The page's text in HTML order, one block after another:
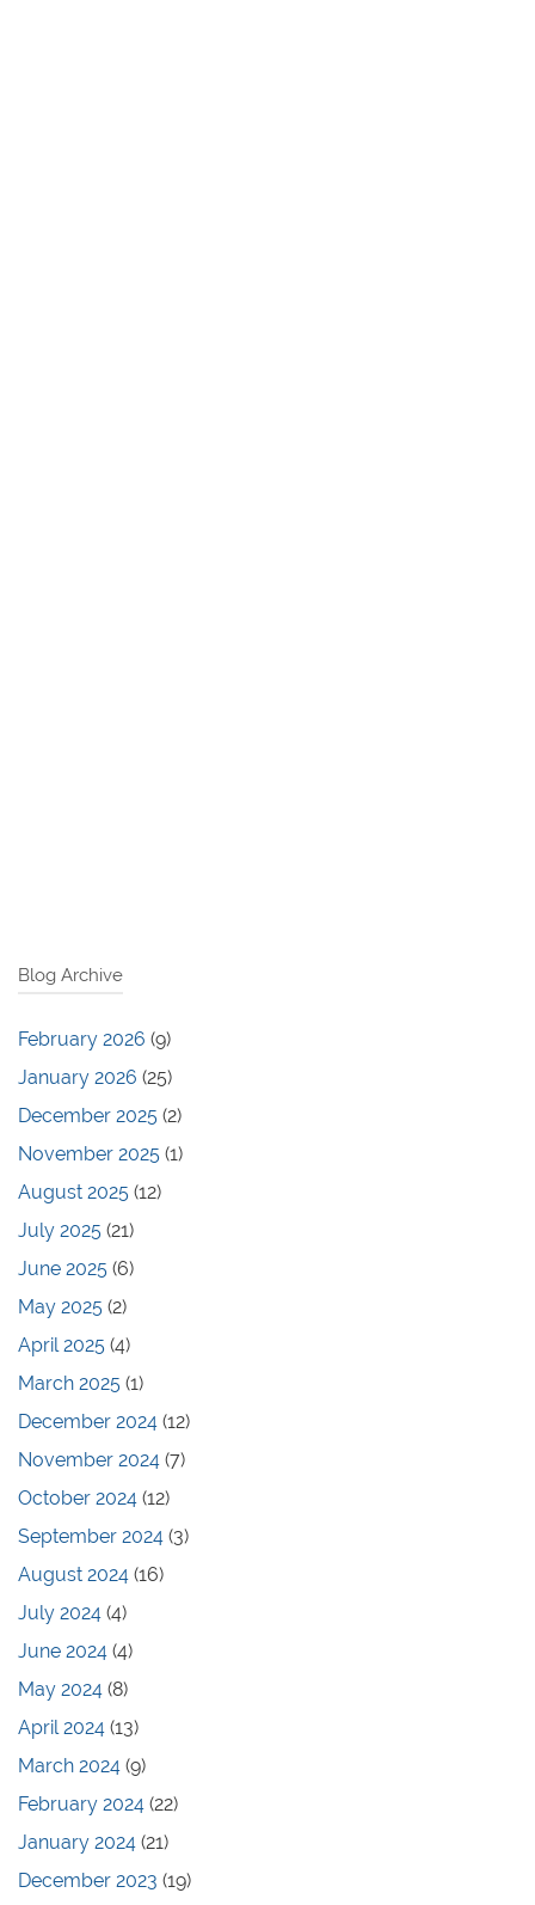
Blog Archive
February 2026 (9)
January 2026 (25)
December 2025 (2)
November 2025 (1)
August 2025 (12)
July 2025 (21)
June 2025 (6)
May 2025 (2)
April 2025 (4)
March 2025 (1)
December 2024 (12)
November 2024 (7)
October 2024 (12)
September 2024 (3)
August 2024 (16)
July 2024 (4)
June 2024 (4)
May 2024 (8)
April 2024 (13)
March 2024 (9)
February 2024 (22)
January 2024 (21)
December 2023 (19)